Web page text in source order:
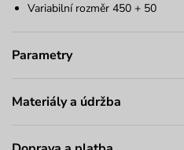
Variabilní rozměr 450 + 50
Parametry
Materiály a údržba